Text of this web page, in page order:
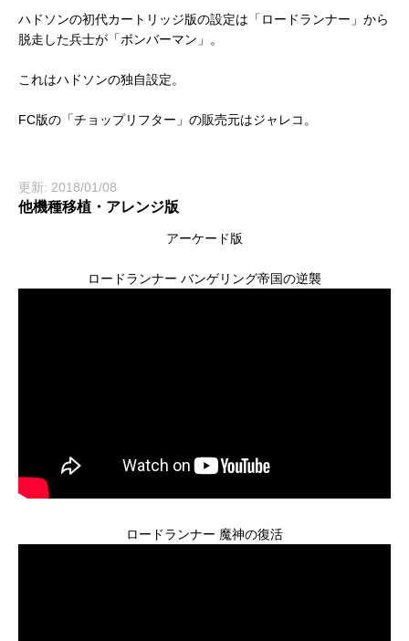
ハドソンの初代カートリッジ版の設定は「ロードランナー」から
脱走した兵士が「ボンバーマン」。
これはハドソンの独自設定。
FC版の「チョップリフター」の販売元はジャレコ。
更新: 2018/01/08
他機種移植・アレンジ版
アーケード版
ロードランナー バンゲリング帝国の逆襲
ロードランナー 魔神の復活